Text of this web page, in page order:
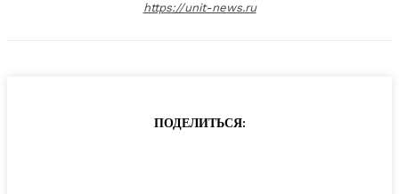
https://unit-news.ru
ПОДЕЛИТЬСЯ: